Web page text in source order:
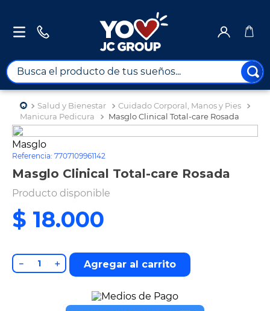
Busca el producto de tus sueños...
Salud y Bienestar
Cuidado Corporal, Manos y Pies
Manicura Pedicura
Masglo Clinical Total-care Rosada
Masglo
Referencia: 7707109961142
Masglo Clinical Total-care Rosada
Producto disponible
$ 18.000
＋
－ Agregar al carrito
TÉRMINOS MÁS BUSCADOS
1 .
combos
2.
maximuebles
3.
moto
4.
nevera
5.
celulares
6 .
turismo
.
cine
10. alexa echo dot 5